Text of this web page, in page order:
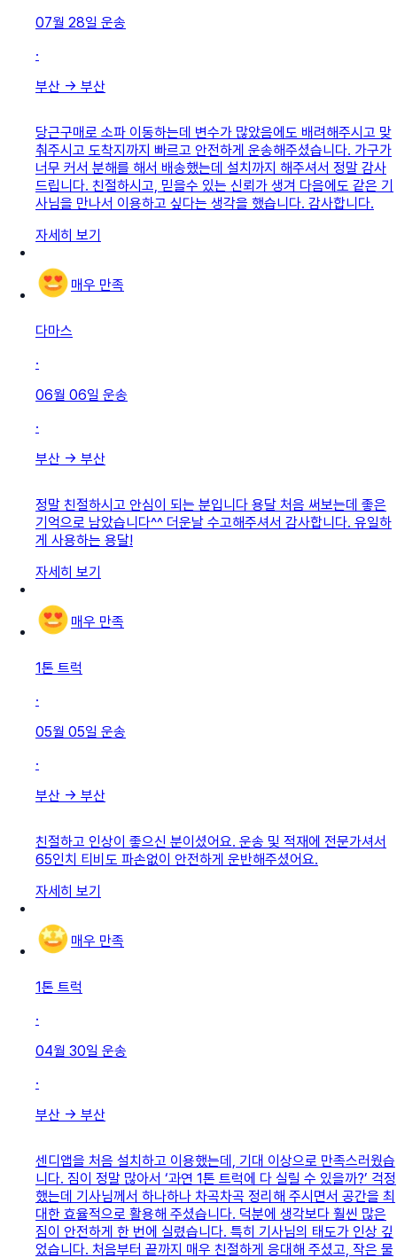
07월 28일 운송
·
부산 → 부산
당근구매로 소파 이동하는데 변수가 많았음에도 배려해주시고 맞
춰주시고 도착지까지 빠르고 안전하게 운송해주셨습니다. 가구가
너무 커서 분해를 해서 배송했는데 설치까지 해주셔서 정말 감사
드립니다. 친절하시고, 믿을수 있는 신뢰가 생겨 다음에도 같은 기
사님을 만나서 이용하고 싶다는 생각을 했습니다. 감사합니다.
자세히 보기
매우 만족
다마스
·
06월 06일 운송
·
부산 → 부산
정말 친절하시고 안심이 되는 분입니다 용달 처음 써보는데 좋은
기억으로 남았습니다^^ 더운날 수고해주셔서 감사합니다. 유일하
게 사용하는 용달!
자세히 보기
매우 만족
1톤 트럭
·
05월 05일 운송
·
부산 → 부산
친절하고 인상이 좋으신 분이셨어요. 운송 및 적재에 전문가셔서
65인치 티비도 파손없이 안전하게 운반해주셨어요.
자세히 보기
매우 만족
1톤 트럭
·
04월 30일 운송
·
부산 → 부산
센디앱을 처음 설치하고 이용했는데, 기대 이상으로 만족스러웠습
니다. 짐이 정말 많아서 ‘과연 1톤 트럭에 다 실릴 수 있을까?’ 걱정
했는데 기사님께서 하나하나 차곡차곡 정리해 주시면서 공간을 최
대한 효율적으로 활용해 주셨습니다. 덕분에 생각보다 훨씬 많은
짐이 안전하게 한 번에 실렸습니다. 특히 기사님의 태도가 인상 깊
었습니다. 처음부터 끝까지 매우 친절하게 응대해 주셨고, 작은 물